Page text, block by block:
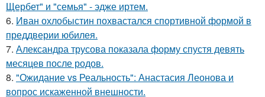
Щербет" и "семья" - эдже иртем.
6. Иван охлобыстин похвастался спортивной формой в
преддверии юбилея.
7. Александра трусова показала форму спустя девять
месяцев после родов.
8. "Ожидание vs Реальность": Анастасия Леонова и
вопрос искаженной внешности.